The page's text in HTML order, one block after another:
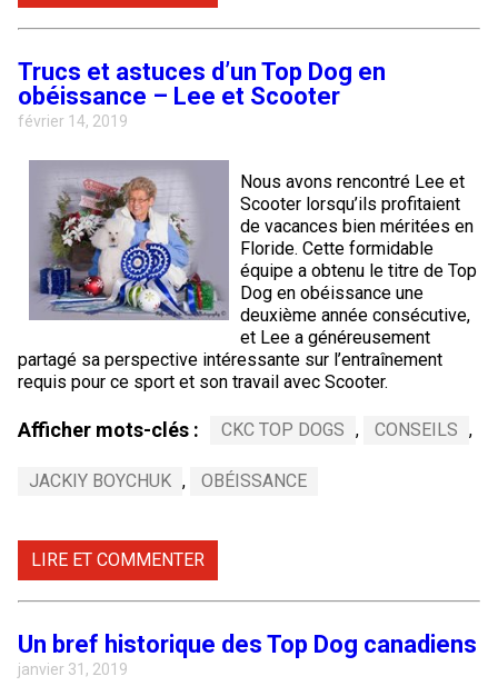
Trucs et astuces d’un Top Dog en
obéissance – Lee et Scooter
février 14, 2019
Nous avons rencontré Lee et
Scooter lorsqu’ils profitaient
de vacances bien méritées en
Floride. Cette formidable
équipe a obtenu le titre de Top
Dog en obéissance une
deuxième année consécutive,
et Lee a généreusement
partagé sa perspective intéressante sur l’entraînement
requis pour ce sport et son travail avec Scooter.
Afficher mots-clés : CKC TOP DOGS , CONSEILS ,
JACKIY BOYCHUK , OBÉISSANCE
LIRE ET COMMENTER
Un bref historique des Top Dog canadiens
janvier 31, 2019